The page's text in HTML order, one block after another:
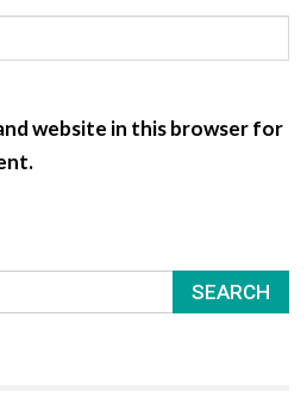
website in this browser for